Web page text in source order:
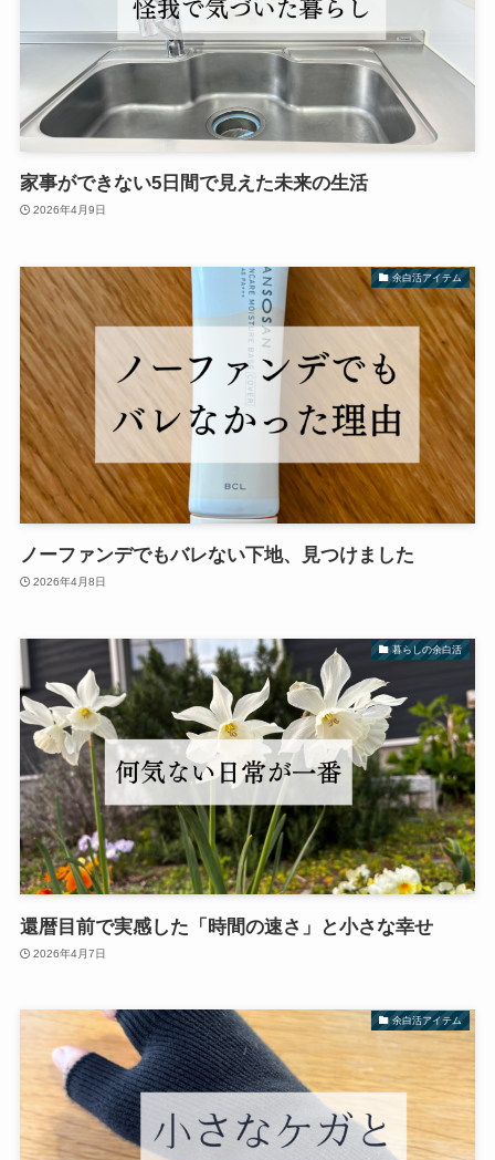
家事ができない5日間で見えた未来の生活
2026年4月9日
余白活アイテム
ノーファンデでもバレない下地、見つけました
2026年4月8日
暮らしの余白活
還暦目前で実感した「時間の速さ」と小さな幸せ
2026年4月7日
余白活アイテム